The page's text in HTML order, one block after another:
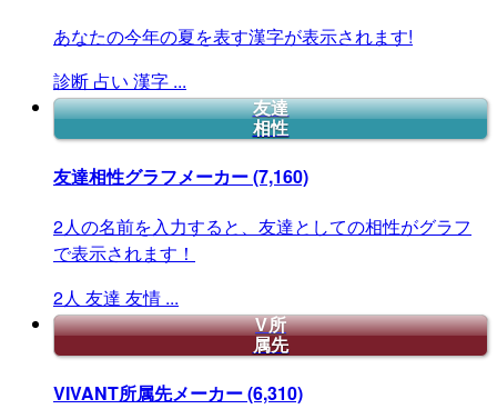
あなたの今年の夏を表す漢字が表示されます!
診断 占い 漢字 ...
友達
相性
友達相性グラフメーカー(7,160)
2人の名前を入力すると、友達としての相性がグラフ
で表示されます！
2人 友達 友情 ...
V所
属先
VIVANT所属先メーカー(6,310)